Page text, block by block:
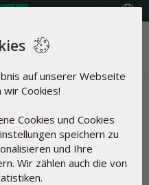
auf unserer Webseite
Cookies!
Cookies und Cookies
speichern zu
und Ihre
Wir zählen auch die von